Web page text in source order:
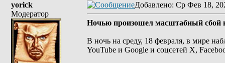
yorick
Модератор
Добавлено: Ср Фев 18,
Ночью произошел масштабный сбой в
В ночь на среду, 18 февраля, в мире
YouTube и Google и соцсетей Х,